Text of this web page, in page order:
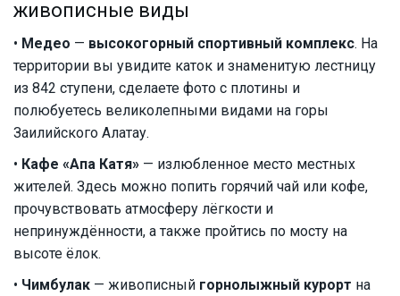
живописные виды
• Медео — высокогорный спортивный комплекс. На
территории вы увидите каток и знаменитую лестницу
из 842 ступени, сделаете фото с плотины и
полюбуетесь великолепными видами на горы
Заилийского Алатау.
• Кафе «Апа Катя» — излюбленное место местных
жителей. Здесь можно попить горячий чай или кофе,
прочувствовать атмосферу лёгкости и
непринуждённости, а также пройтись по мосту на
высоте ёлок.
• Чимбулак — живописный горнолыжный курорт на